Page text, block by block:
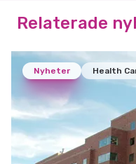
Relaterade
Nyheter Health